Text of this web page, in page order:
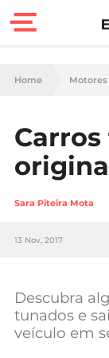
Casa
Home Motores
Sara Piteira Mota
13 Nov, 2017
Descubra
tunados e
veículo em